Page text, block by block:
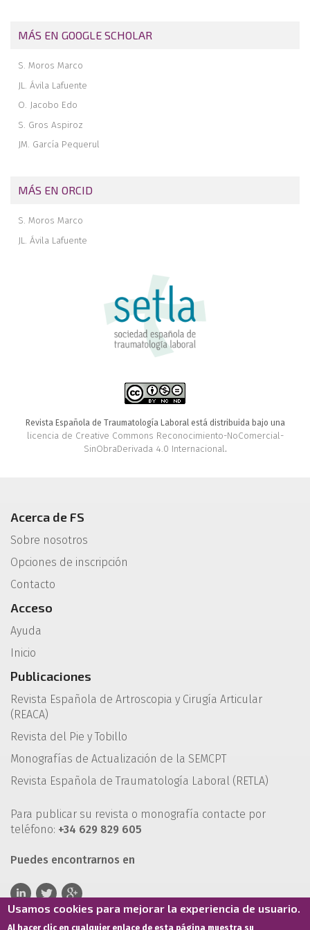
MÁS EN GOOGLE SCHOLAR
S. Moros Marco
JL. Ávila Lafuente
O. Jacobo Edo
S. Gros Aspiroz
JM. García Pequerul
MÁS EN ORCID
S. Moros Marco
JL. Ávila Lafuente
Revista Española de Traumatología Laboral está distribuida bajo una
licencia de Creative Commons Reconocimiento-NoComercial-
SinObraDerivada 4.0 Internacional.
Acerca de FS
Sobre nosotros
Opciones de inscripción
Contacto
Acceso
Ayuda
Inicio
Publicaciones
Revista Española de Artroscopia y Cirugía Articular
(REACA)
Revista del Pie y Tobillo
Monografías de Actualización de la SEMCPT
Revista Española de Traumatología Laboral (RETLA)
Para publicar su revista o monografía contacte por
teléfono: +34 629 829 605
Puedes encontrarnos en
Usamos cookies para mejorar la experiencia de usuario.
Al hacer clic en cualquier enlace de esta página muestra su